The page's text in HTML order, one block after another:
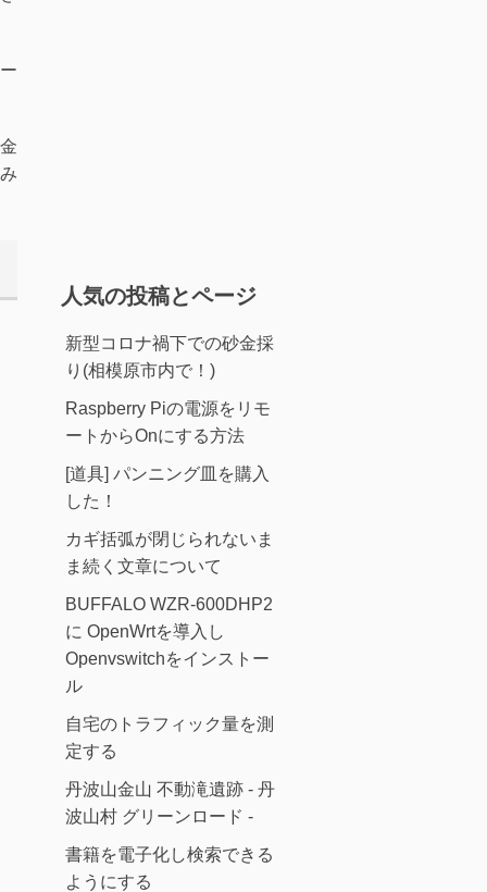
人気の投稿とページ
新型コロナ禍下での砂金採
り(相模原市内で！)
Raspberry Piの電源をリモ
ートからOnにする方法
[道具] パンニング皿を購入
した！
カギ括弧が閉じられないま
ま続く文章について
BUFFALO WZR-600DHP2
に OpenWrtを導入し
Openvswitchをインストー
ル
自宅のトラフィック量を測
定する
丹波山金山 不動滝遺跡 - 丹
波山村 グリーンロード -
書籍を電子化し検索できる
ようにする